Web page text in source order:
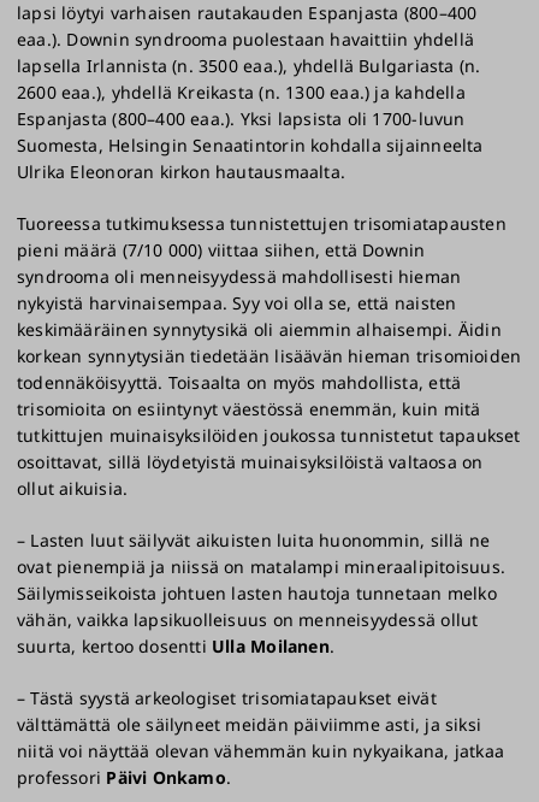
lapsi löytyi varhaisen rautakauden Espanjasta (800–400
eaa.). Downin syndrooma puolestaan havaittiin yhdellä
lapsella Irlannista (n. 3500 eaa.), yhdellä Bulgariasta (n.
2600 eaa.), yhdellä Kreikasta (n. 1300 eaa.) ja kahdella
Espanjasta (800–400 eaa.). Yksi lapsista oli 1700-luvun
Suomesta, Helsingin Senaatintorin kohdalla sijainneelta
Ulrika Eleonoran kirkon hautausmaalta.
Tuoreessa tutkimuksessa tunnistettujen trisomiatapausten
pieni määrä (7/10 000) viittaa siihen, että Downin
syndrooma oli menneisyydessä mahdollisesti hieman
nykyistä harvinaisempaa. Syy voi olla se, että naisten
keskimääräinen synnytysikä oli aiemmin alhaisempi. Äidin
korkean synnytysiän tiedetään lisäävän hieman trisomioiden
todennäköisyyttä. Toisaalta on myös mahdollista, että
trisomioita on esiintynyt väestössä enemmän, kuin mitä
tutkittujen muinaisyksilöiden joukossa tunnistetut tapaukset
osoittavat, sillä löydetyistä muinaisyksilöistä valtaosa on
ollut aikuisia.
– Lasten luut säilyvät aikuisten luita huonommin, sillä ne
ovat pienempiä ja niissä on matalampi mineraalipitoisuus.
Säilymisseikoista johtuen lasten hautoja tunnetaan melko
vähän, vaikka lapsikuolleisuus on menneisyydessä ollut
suurta, kertoo dosentti Ulla Moilanen.
– Tästä syystä arkeologiset trisomiatapaukset eivät
välttämättä ole säilyneet meidän päiviimme asti, ja siksi
niitä voi näyttää olevan vähemmän kuin nykyaikana, jatkaa
professori Päivi Onkamo.